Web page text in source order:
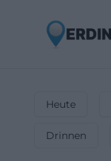
Heute
Drinnen